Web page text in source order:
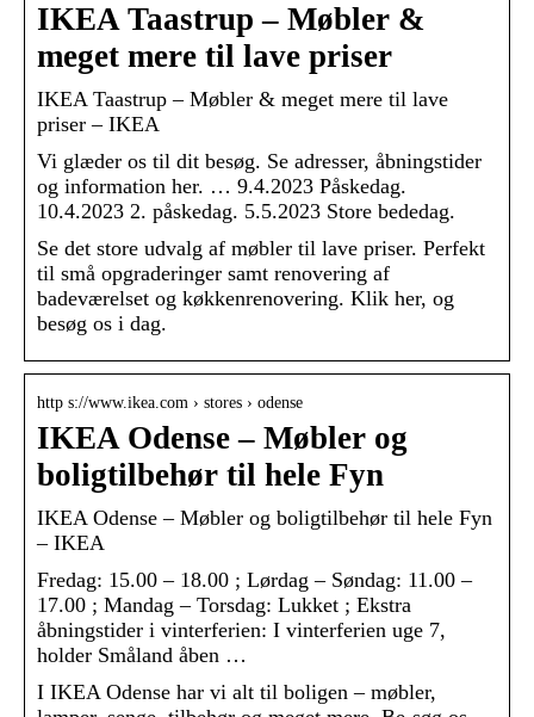
IKEA Taastrup – Møbler &
meget mere til lave priser
IKEA Taastrup – Møbler & meget mere til lave
priser – IKEA
Vi glæder os til dit besøg. Se adresser, åbningstider
og information her. … 9.4.2023 Påskedag.
10.4.2023 2. påskedag. 5.5.2023 Store bededag.
Se det store udvalg af møbler til lave priser. Perfekt
til små opgraderinger samt renovering af
badeværelset og køkkenrenovering. Klik her, og
besøg os i dag.
http s://www.ikea.com › stores › odense
IKEA Odense – Møbler og
boligtilbehør til hele Fyn
IKEA Odense – Møbler og boligtilbehør til hele Fyn
– IKEA
Fredag: 15.00 – 18.00 ; Lørdag – Søndag: 11.00 –
17.00 ; Mandag – Torsdag: Lukket ; Ekstra
åbningstider i vinterferien: I vinterferien uge 7,
holder Småland åben …
I IKEA Odense har vi alt til boligen – møbler,